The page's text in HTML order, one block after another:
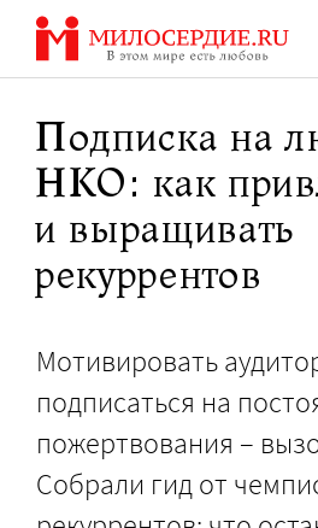
Перейти
содержанию
Подписка на
НКО: как
и выращивать
рекуррентов
Мотивировать
подписаться на
пожертвования –
Собрали гид от